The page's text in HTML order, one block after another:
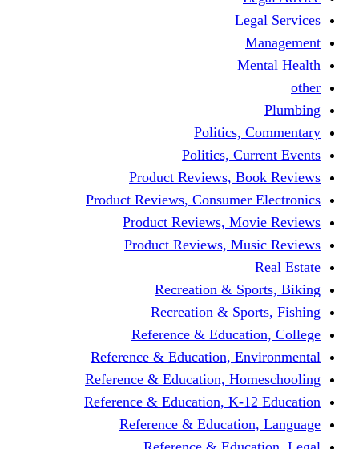
Politics,
Politics,
Product Reviews,
Product Reviews,
Product Reviews,
Product Reviews,
Recreation &
Recreation &
Reference &
Reference & Education,
Reference & Education,
Reference & Education, K-
Reference &